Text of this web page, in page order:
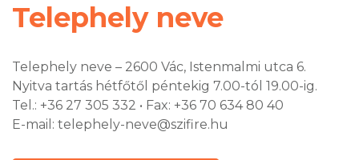
Telephely neve
Telephely neve – 2600 Vác, Istenmalmi utca 6.
Nyitva tartás hétfőtől péntekig 7.00-tól 19.00-ig.
Tel.: +36 27 305 332 • Fax: +36 70 634 80 40
E-mail: telephely-neve@szifire.hu